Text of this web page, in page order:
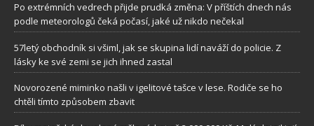
Po extrémních vedrech přijde prudká změna: V příštích dnech nás
podle meteorologů čeká počasí, jaké už nikdo nečekal
57letý obchodník si všiml, jak se skupina lidí naváží do policie. Z
lásky ke své zemi se jich ihned zastal
Novorozené miminko našli v igelitové tašce v lese. Rodiče se ho
chtěli tímto způsobem zbavit